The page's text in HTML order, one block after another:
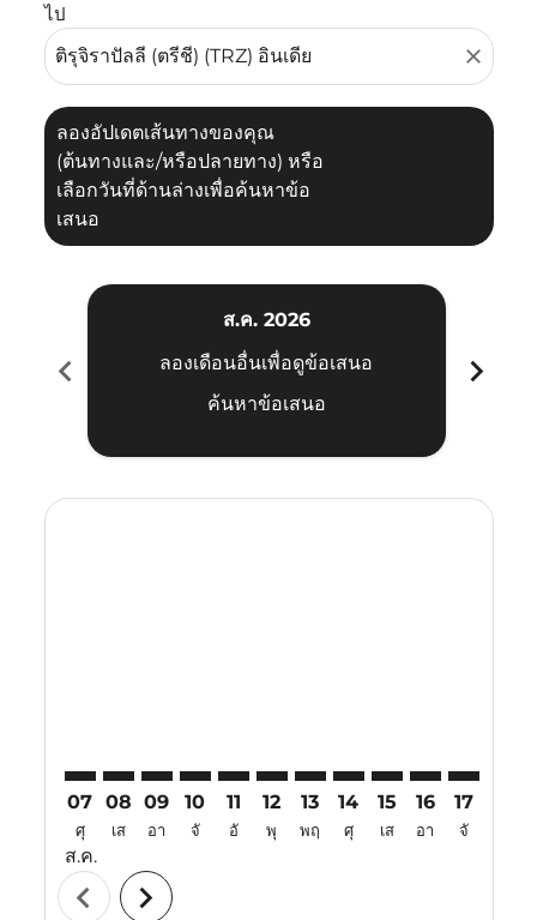
ไป
close
ลองอัปเดตเส้นทางของคุณ
(ต้นทางและ/หรือปลายทาง) หรือ
เลือกวันที่ด้านล่างเพื่อค้นหาข้อ
เสนอ
chevron_left
ส.ค. 2026
ลองเดือนอื่นเพื่อดูข้อเสนอ
ค้นหาข้อเสนอ
chevron_right
07
ศุ
ส.ค.
08
เส
09
อา
10
จั
11
อั
12
พุ
13
พฤ
14
ศุ
15
เส
16
อา
17
จั
chevron_left chevron_right